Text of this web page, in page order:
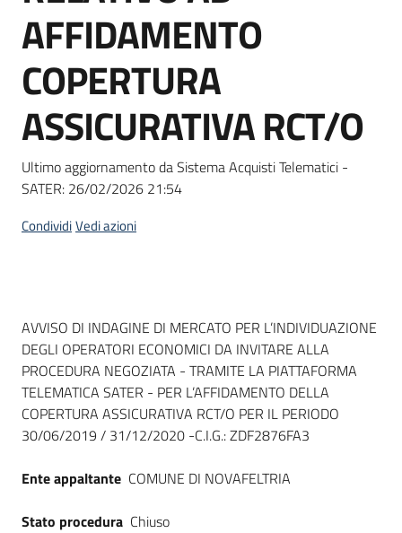
Supporto
Piattaforme
telematiche
Seguici
su
AFFIDAMENTO
COPERTURA
ASSICURATIVA RCT/O
Ultimo aggiornamento da Sistema Acquisti Telematici -
SATER: 26/02/2026 21:54
CondividiVedi azioni
Dati del bando
AVVISO DI INDAGINE DI MERCATO PER L’INDIVIDUAZIONE
DEGLI OPERATORI ECONOMICI DA INVITARE ALLA
PROCEDURA NEGOZIATA - TRAMITE LA PIATTAFORMA
TELEMATICA SATER - PER L’AFFIDAMENTO DELLA
COPERTURA ASSICURATIVA RCT/O PER IL PERIODO
30/06/2019 / 31/12/2020 -C.I.G.: ZDF2876FA3
Ente appaltante COMUNE DI NOVAFELTRIA
Stato procedura Chiuso